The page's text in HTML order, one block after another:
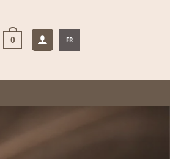
0 FR